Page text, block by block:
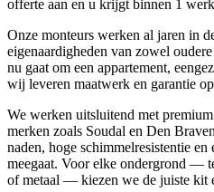
offerte aan en u krijgt binnen 1
Onze monteurs werken al jaren in
eigenaardigheden van zowel
nu gaat om een appartement,
wij leveren maatwerk en garantie
We werken uitsluitend met
merken zoals Soudal en Den
naden, hoge schimmelresistentie
meegaat. Voor elke ondergrond —
of metaal — kiezen we de juiste kit